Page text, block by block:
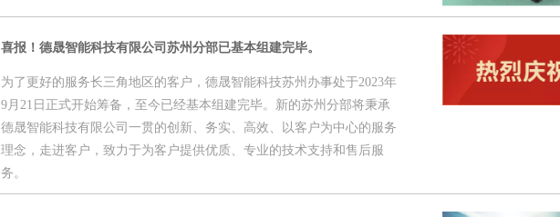
喜报！德晟智能科技有限公司苏州分部已基本组建完毕。
为了更好的服务长三角地区的客户，德晟智能科技苏州办事处于2023年
9月21日正式开始筹备，至今已经基本组建完毕。新的苏州分部将秉承
德晟智能科技有限公司一贯的创新、务实、高效、以客户为中心的服务
理念，走进客户，致力于为客户提供优质、专业的技术支持和售后服
务。